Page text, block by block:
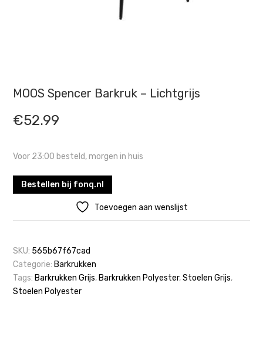
MOOS Spencer Barkruk – Lichtgrijs
€52.99
Voor 23:00 besteld, morgen in huis
Bestellen bij fonq.nl
Toevoegen aan wenslijst
SKU: 565b67f67cad
Categorie: Barkrukken
Tags: Barkrukken Grijs, Barkrukken Polyester,Stoelen Grijs,
Stoelen Polyester